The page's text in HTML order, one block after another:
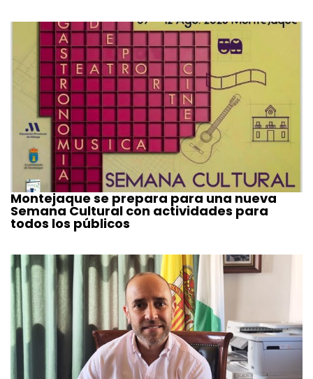
Montejaque se prepara para una nueva
Semana Cultural con actividades para
todos los públicos